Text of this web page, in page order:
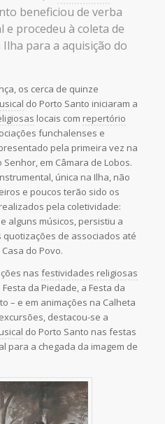
beneficiou de verba
e procedeu à coleta de
para a aquisição do
os cerca de quinze
do Porto Santo iniciaram a
locais com repertório
funchalenses e
pela primeira vez na
em Câmara de Lobos.
única na Ilha, não
e poucos terão sido os
pela coletividade:
alguns músicos, persistiu a
de associados até
do Povo.
nas festividades religiosas
da Piedade, a Festa da
– e em animações na Calheta
destacou-se a
do Porto Santo nas festas
para a chegada da imagem de